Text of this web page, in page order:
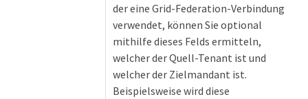
der eine Grid-Federation-Verbindung
verwendet, können Sie optional
mithilfe dieses Felds ermitteln,
welcher der Quell-Tenant ist und
welcher der Zielmandant ist.
Beispielsweise wird diese